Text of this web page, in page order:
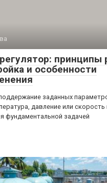
принципы
и особенности
заданных
давление или
фундаментальной задачей